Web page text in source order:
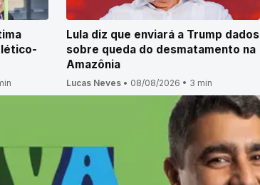
Lula diz que enviará a Trump dados
sobre queda do desmatamento na
Amazônia
Lucas Neves • 08/08/2026 • 3 min